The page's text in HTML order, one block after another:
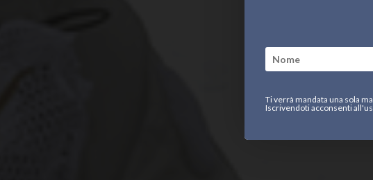
Ti verrà mandata una sola
Iscrivendoti acconsenti